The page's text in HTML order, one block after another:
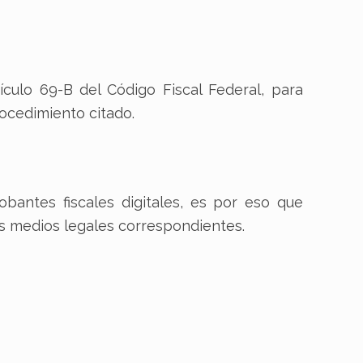
69-B del Código Fiscal Federal, para
citado.
fiscales digitales, es por eso que
medios legales correspondientes.